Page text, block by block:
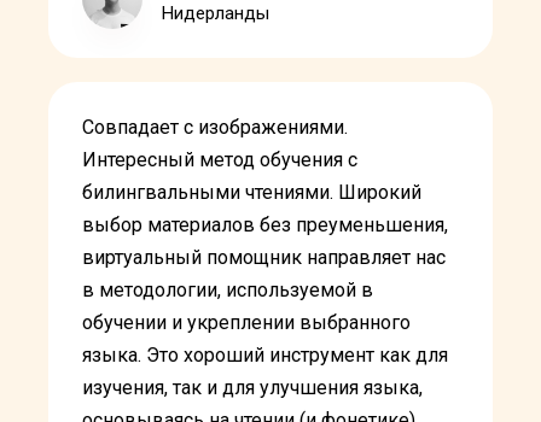
Нидерланды
Совпадает с изображениями.
Интересный метод обучения с
билингвальными чтениями. Широкий
выбор материалов без преуменьшения,
виртуальный помощник направляет нас
в методологии, используемой в
обучении и укреплении выбранного
языка. Это хороший инструмент как для
изучения, так и для улучшения языка,